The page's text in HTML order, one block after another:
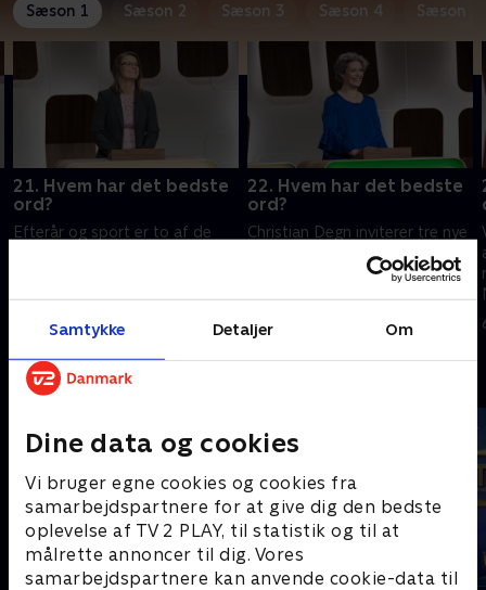
Samtykke Detaljer Om
Dine data og cookies
Vi bruger egne cookies og cookies fra
samarbejdspartnere for at give dig den bedste
oplevelse af TV 2 PLAY, til statistik og til at
målrette annoncer til dig. Vores
samarbejdspartnere kan anvende cookie-data til
Sæson 1 Sæson 2 Sæson 3 Sæson 4 Sæson 5
21. Hvem har det bedste
ord?
Efterår og sport er to af de
ugefinalen?
4. marts 2024 • 29 min
22. Hvem har det bedste
ord?
Christian Degn inviterer tre nye
ordsmede i studiet, men
spørgsmålet er, hvem der står
5. marts 2024 • 30 min
Andre så også